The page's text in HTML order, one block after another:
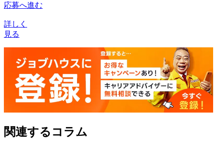
応募へ進む
詳しく
見る
関連するコラム